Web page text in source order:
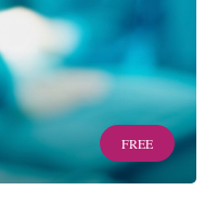
FREE